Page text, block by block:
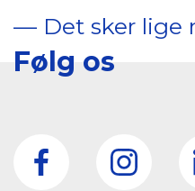
–– Det sker lige
Følg os